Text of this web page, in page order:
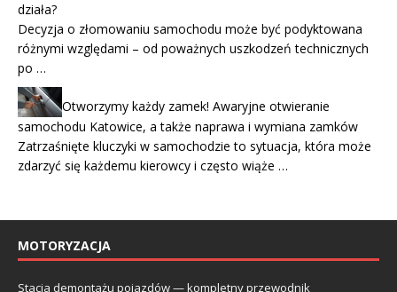
działa?
Decyzja o złomowaniu samochodu może być podyktowana
różnymi względami – od poważnych uszkodzeń technicznych
po …
Otworzymy każdy zamek! Awaryjne otwieranie
samochodu Katowice, a także naprawa i wymiana zamków
Zatrzaśnięte kluczyki w samochodzie to sytuacja, która może
zdarzyć się każdemu kierowcy i często wiąże …
MOTORYZACJA
Stacja demontażu pojazdów — kompletny przewodnik